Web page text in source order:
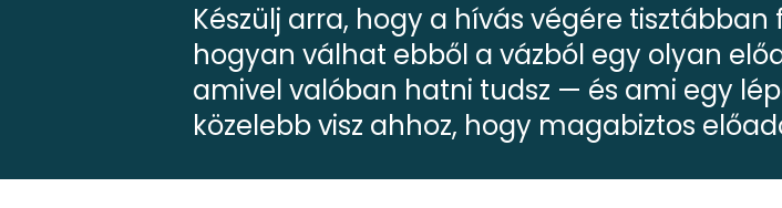
Készülj arra, hogy a hívás végére tisztábban
hogyan válhat ebből a vázból egy olyan
amivel valóban hatni tudsz — és ami egy
közelebb visz ahhoz, hogy magabiztos